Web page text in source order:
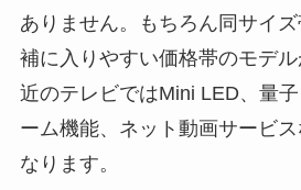
ありません。もちろん同サイ
補に入りやすい価格帯のモデ
近のテレビではMini LED、量
ーム機能、ネット動画サービ
なります。